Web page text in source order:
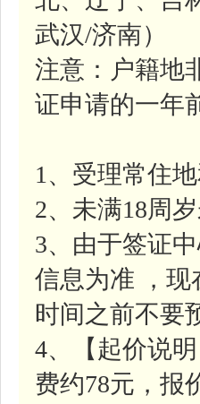
武汉/济南）
注意：户籍地
证申请的一年
1、受理常住
2、未满18周
3、由于签证
信息为准 ，
时间之前不要
4、【起价说
费约78元，报